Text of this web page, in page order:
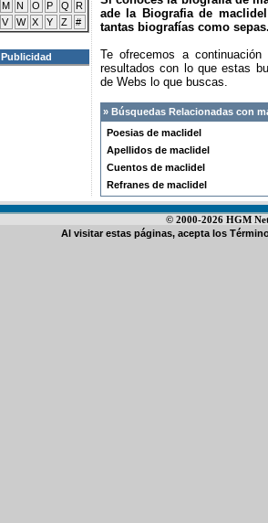
M N O P Q
R
V W X Y Z #
Publicidad
ade la Biografia de
tantas biografías como
Te ofrecemos a
resultados con lo que estas
de Webs lo que buscas.
» Búsquedas Relacionadas con
Poesias de maclidel
Apellidos de maclidel
Cuentos de maclidel
Refranes de maclidel
© 2000-2026 HGM
Al visitar estas páginas, acepta los